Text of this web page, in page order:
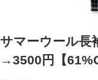
サマーウール
→3500円【